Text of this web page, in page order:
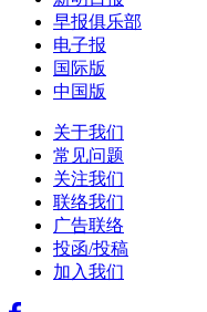
早报俱乐部
电子报
国际版
中国版
关于我们
常见问题
关注我们
联络我们
广告联络
投函/投稿
加入我们